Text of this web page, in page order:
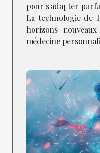
pour s'adapter
La technologie de
horizons
médecine